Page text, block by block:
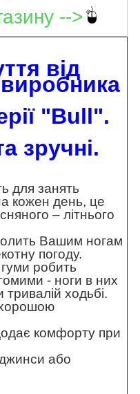
-->
від
виробника
"Bull".
зручні.
для занять
кожен день, це
– літнього
Вашим ногам
погоду.
гуми робить
- ноги в них
тривалій ходьбі.
хорошою
комфорту при
або